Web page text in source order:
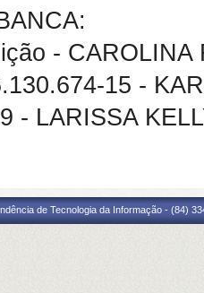
-
15 -
- LARISSA
de Tecnologia da Informação - (84)